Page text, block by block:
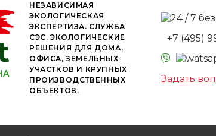
НЕЗАВИСИМАЯ
ЭКОЛОГИЧЕСКАЯ
ЭКСПЕРТИЗА. СЛУЖБА
СЭС. ЭКОЛОГИЧЕСКИЕ
РЕШЕНИЯ ДЛЯ ДОМА,
ОФИСА, ЗЕМЕЛЬНЫХ
УЧАСТКОВ И КРУПНЫХ
ПРОИЗВОДСТВЕННЫХ
ОБЪЕКТОВ.
+7 (495)
Задать